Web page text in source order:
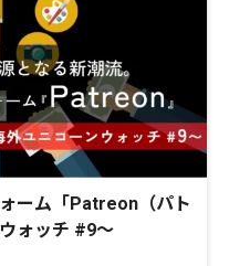
ーム「Patreon（パト
ォッチ #9〜